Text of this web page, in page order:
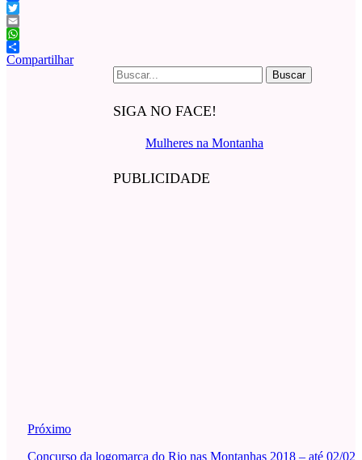
Facebook
Twitter
Email
WhatsApp
Compartilhar
Buscar
por:
SIGA NO FACE!
Mulheres na Montanha
PUBLICIDADE
Próximo
Concurso da logomarca do Rio nas Montanhas 2018 – até 02/02